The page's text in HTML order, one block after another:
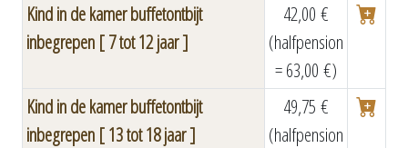
Kind in de kamer buffetontbijt
inbegrepen [ 7 tot 12 jaar ]
42,00 €
(halfpension
= 63,00 €)
Kind in de kamer buffetontbijt
inbegrepen [ 13 tot 18 jaar ]
49,75 €
(halfpension